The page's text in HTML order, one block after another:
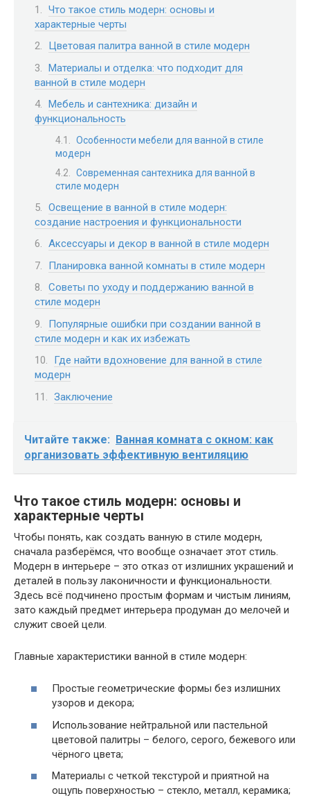
Что такое стиль модерн: основы и
характерные черты
Цветовая палитра ванной в стиле модерн
Материалы и отделка: что подходит для
ванной в стиле модерн
Мебель и сантехника: дизайн и
функциональность
Особенности мебели для ванной в стиле
модерн
Современная сантехника для ванной в
стиле модерн
Освещение в ванной в стиле модерн:
создание настроения и функциональности
Аксессуары и декор в ванной в стиле модерн
Планировка ванной комнаты в стиле модерн
Советы по уходу и поддержанию ванной в
стиле модерн
Популярные ошибки при создании ванной в
стиле модерн и как их избежать
Где найти вдохновение для ванной в стиле
модерн
Заключение
Читайте также:
Ванная комната с окном: как
организовать эффективную вентиляцию
Что такое стиль модерн: основы и
характерные черты
Чтобы понять, как создать ванную в стиле модерн,
сначала разберёмся, что вообще означает этот стиль.
Модерн в интерьере – это отказ от излишних украшений и
деталей в пользу лаконичности и функциональности.
Здесь всё подчинено простым формам и чистым линиям,
зато каждый предмет интерьера продуман до мелочей и
служит своей цели.
Главные характеристики ванной в стиле модерн:
Простые геометрические формы без излишних
узоров и декора;
Использование нейтральной или пастельной
цветовой палитры – белого, серого, бежевого или
чёрного цвета;
Материалы с четкой текстурой и приятной на
ощупь поверхностью – стекло, металл, керамика;